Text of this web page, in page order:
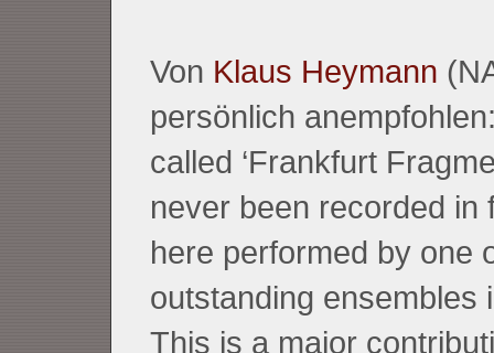
Von Klaus Heymann
persönlich
called ‘Frankfurt
never been recorded in
here performed by one
outstanding ensembles
This is a major